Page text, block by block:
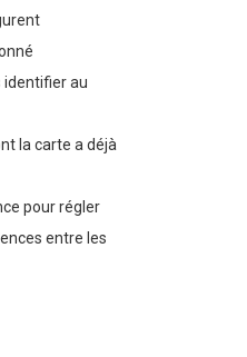
identifier au
la carte a déjà
pour régler
entre les